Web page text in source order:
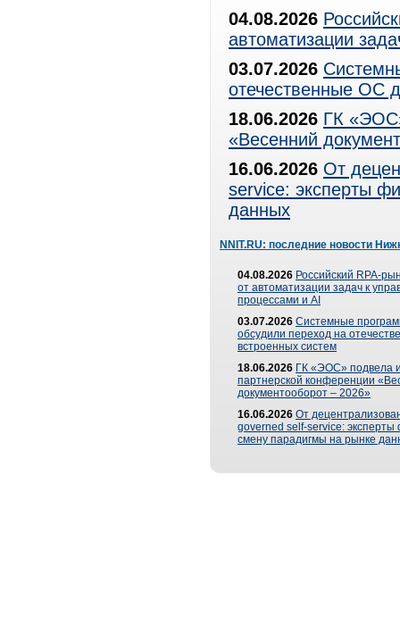
04.08.2026
автоматизации
03.07.2026
отечественные ОС
18.06.2026 ГК
«Весенний
16.06.2026 От
service: эксперты
данных
NNIT.RU: последние новости
04.08.2026 Российский RPA-
от автоматизации задач к
процессами и AI
03.07.2026 Системные
обсудили переход на
встроенных систем
18.06.2026 ГК «ЭОС» подвела
партнерской конференции
документооборот – 2026»
16.06.2026 От
governed self-service: эксперты
смену парадигмы на рынке